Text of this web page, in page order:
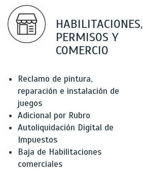
HABILITACIONES,
PERMISOS Y
COMERCIO
Reclamo de pintura,
reparación e instalación de
juegos
Adicional por Rubro
Autoliquidación Digital de
Impuestos
Baja de Habilitaciones
comerciales